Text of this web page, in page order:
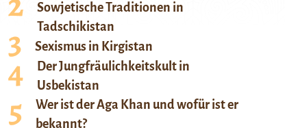
Sowjetische Traditionen in
Tadschikistan
Sexismus in Kirgistan
Der Jungfräulichkeitskult in
Usbekistan
Wer ist der Aga Khan und wofür ist er
bekannt?